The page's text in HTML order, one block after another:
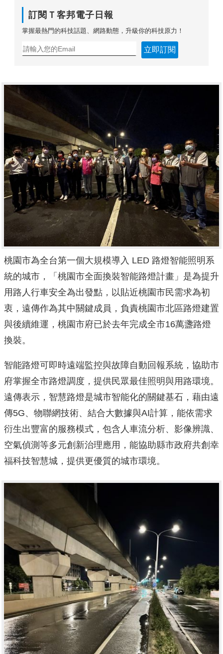
訂閱Ｔ客邦電子日報
掌握最熱門的科技話題、網路動態，升級你的科技原力！
立即訂閱
桃園市為全台第一個大規模導入 LED 路燈智能照明系
統的城市，「 桃園市全面換裝智能路燈計畫」是為提升
用路人行車安全為出發點， 以貼近桃園市民需求為初
衷，遠傳作為其中關鍵成員， 負責桃園市北區路燈建置
與後續維運，桃園市府已於去年完成全市16萬盞路燈
換裝。
智能路燈可即時遠端監控與故障自動回報系統， 協助市
府掌握全市路燈調度，提供民眾最佳照明與用路環境。
遠傳表示，智慧路燈是城市智能化的關鍵基石，藉由遠
傳5G、 物聯網技術、結合大數據與AI計算， 能依需求
衍生出豐富的服務模式，包含人車流分析、影像辨識、
空氣偵測等多元創新治理應用， 能協助縣市政府共創幸
福科技智慧城，提供更優質的城市環境。